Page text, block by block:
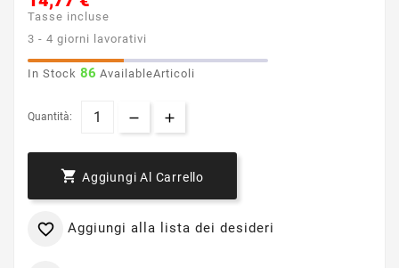
Tasse incluse
3 - 4 giorni lavorativi
In Stock 86 AvailableArticoli
Quantità:
 Aggiungi Al Carrello
 Aggiungi alla lista dei desideri